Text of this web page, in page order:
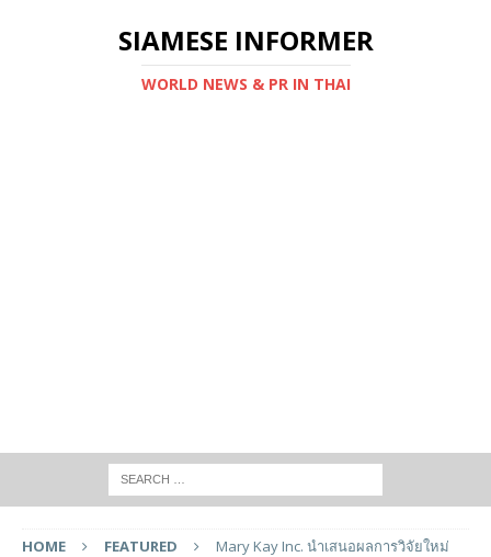
SIAMESE INFORMER
WORLD NEWS & PR IN THAI
HOME FEATURED
Mary Kay Inc. นำเสนอผลการวิจัยใหม่